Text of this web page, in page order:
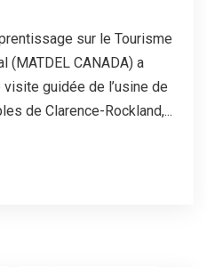
sur le Tourisme
(MATDEL CANADA) a
guidée de l’usine de
de Clarence-Rockland,...